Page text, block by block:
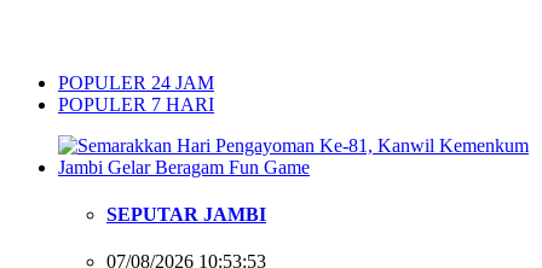
POPULER 24 JAM
POPULER 7 HARI
SEPUTAR JAMBI
07/08/2026 10:53:53